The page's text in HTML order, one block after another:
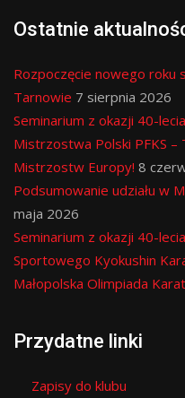
Ostatnie
Rozpoczęcie nowego roku
Tarnowie 7 sierpnia 2026
Seminarium z okazji 40-
Mistrzostwa Polski PFKS –
Mistrzostw Europy! 8
Podsumowanie udziału w
maja 2026
Seminarium z okazji 40-
Sportowego Kyokushin
Małopolska Olimpiada
Przydatne linki
Zapisy do klubu